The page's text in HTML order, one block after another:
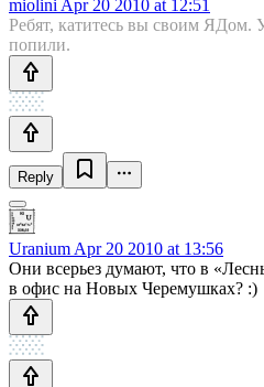
miolini Apr 20 2010 at 12:51
Ребят, катитесь вы своим ЯДом.
попили.
Reply
Uranium Apr 20 2010 at 13:56
Они всерьез думают, что в
в офис на Новых Черемушках? :)